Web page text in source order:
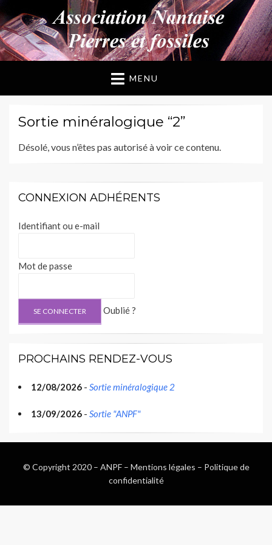
ANPF
Association Nantaise Pierres et Fossiles
MENU
Sortie minéralogique “2”
Désolé, vous n’êtes pas autorisé à voir ce contenu.
CONNEXION ADHÉRENTS
Identifiant ou e-mail
Mot de passe
Oublié ?
PROCHAINS RENDEZ-VOUS
12/08/2026 - Sortie minéralogique 2
13/09/2026 - Sortie "ANPF"
© Copyright 2020 – ANPF– Mentions légales – Politique de
confidentialité